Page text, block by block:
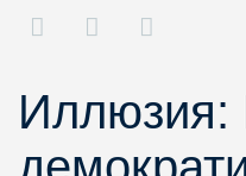
Иллюзия: